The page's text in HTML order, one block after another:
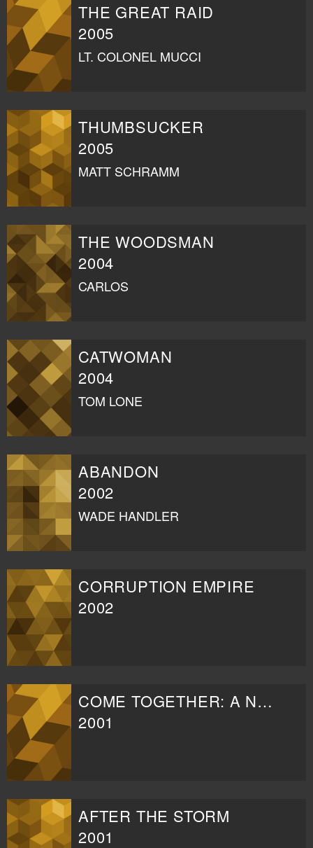
THE GREAT RAID
2005
LT. COLONEL MUCCI
THUMBSUCKER
2005
MATT SCHRAMM
THE WOODSMAN
2004
CARLOS
CATWOMAN
2004
TOM LONE
ABANDON
2002
WADE HANDLER
CORRUPTION EMPIRE
2002
COME TOGETHER: A NIGHT FOR JOHN LENNON'S WORDS AND MUSIC
2001
AFTER THE STORM
2001